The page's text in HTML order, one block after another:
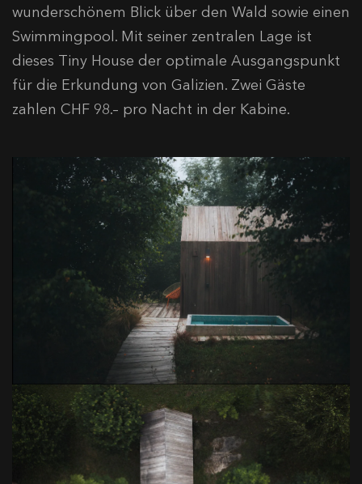
wunderschönem Blick über den Wald sowie einen
Swimmingpool. Mit seiner zentralen Lage ist
dieses Tiny House der optimale Ausgangspunkt
für die Erkundung von Galizien. Zwei Gäste
zahlen CHF 98.– pro Nacht in der Kabine.